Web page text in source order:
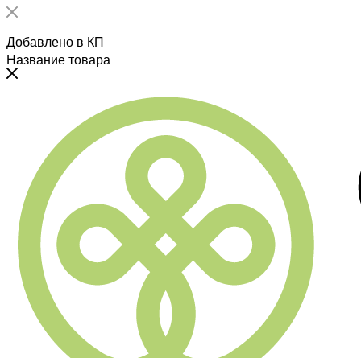
Добавлено в КП
Название товара